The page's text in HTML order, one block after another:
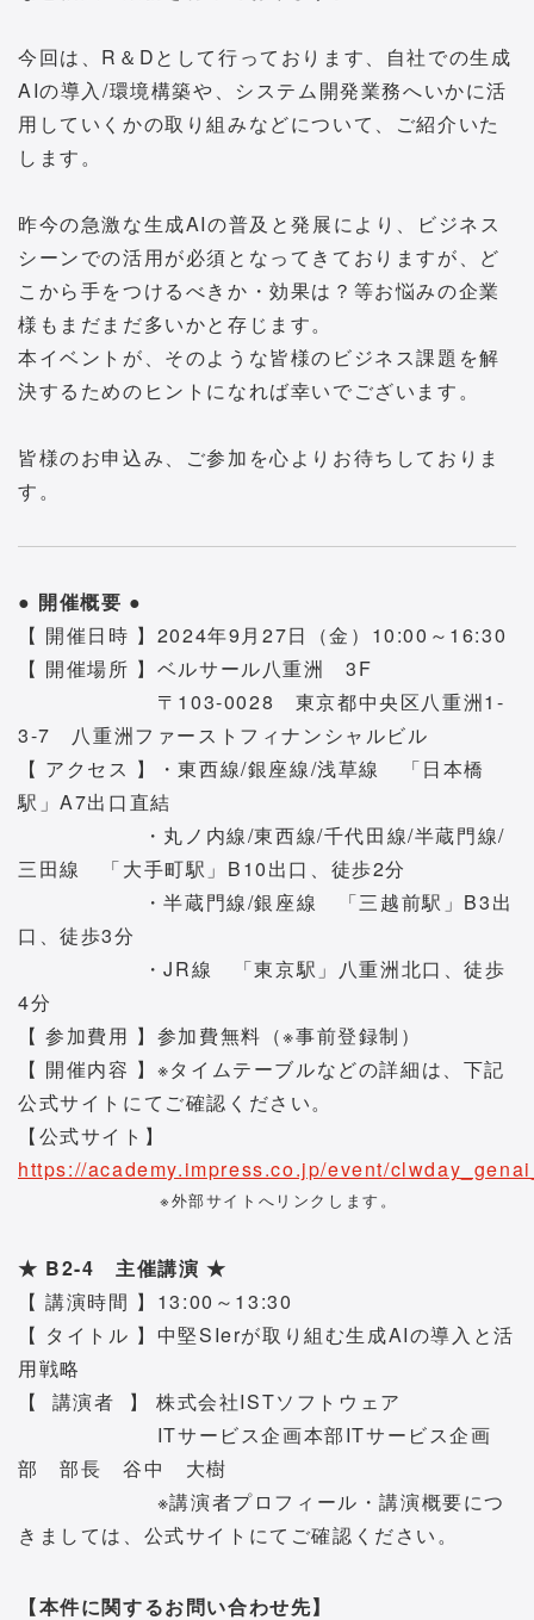
今回は、R＆Dとして行っております、自社での生成
AIの導入/環境構築や、システム開発業務へいかに活
用していくかの取り組みなどについて、ご紹介いた
します。
昨今の急激な生成AIの普及と発展により、ビジネス
シーンでの活用が必須となってきておりますが、ど
こから手をつけるべきか・効果は？等お悩みの企業
様もまだまだ多いかと存じます。
本イベントが、そのような皆様のビジネス課題を解
決するためのヒントになれば幸いでございます。
皆様のお申込み、ご参加を心よりお待ちしておりま
す。
● 開催概要 ●
【 開催日時 】2024年9月27日（金）10:00～16:30
【 開催場所 】ベルサール八重洲 3F
〒103-0028 東京都中央区八重洲1-
3-7 八重洲ファーストフィナンシャルビル
【 アクセス 】・東西線/銀座線/浅草線 「日本橋
駅」A7出口直結
・丸ノ内線/東西線/千代田線/半蔵門線/
三田線 「大手町駅」B10出口、徒歩2分
・半蔵門線/銀座線 「三越前駅」B3出
口、徒歩3分
・JR線 「東京駅」八重洲北口、徒歩
4分
【 参加費用 】参加費無料（※事前登録制）
【 開催内容 】※タイムテーブルなどの詳細は、下記
公式サイトにてご確認ください。
【公式サイト】
https://academy.impress.co.jp/event/
※外部サイトへリンクします。
★ B2-4 主催講演 ★
【 講演時間 】13:00～13:30
【 タイトル 】中堅SIerが取り組む生成AIの導入と活
用戦略
【 講演者 】 株式会社ISTソフトウェア
ITサービス企画本部ITサービス企画
部 部長 谷中 大樹
※講演者プロフィール・講演概要につ
きましては、公式サイトにてご確認ください。
【本件に関するお問い合わせ先】